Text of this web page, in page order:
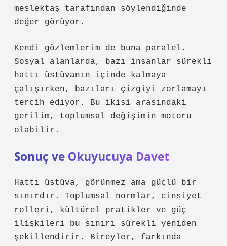
meslektaş tarafından söylendiğinde
değer görüyor.
Kendi gözlemlerim de buna paralel.
Sosyal alanlarda, bazı insanlar sürekli
hattı üstüvanın içinde kalmaya
çalışırken, bazıları çizgiyi zorlamayı
tercih ediyor. Bu ikisi arasındaki
gerilim, toplumsal değişimin motoru
olabilir.
Sonuç ve Okuyucuya Davet
Hattı üstüva, görünmez ama güçlü bir
sınırdır. Toplumsal normlar, cinsiyet
rolleri, kültürel pratikler ve güç
ilişkileri bu sınırı sürekli yeniden
şekillendirir. Bireyler, farkında